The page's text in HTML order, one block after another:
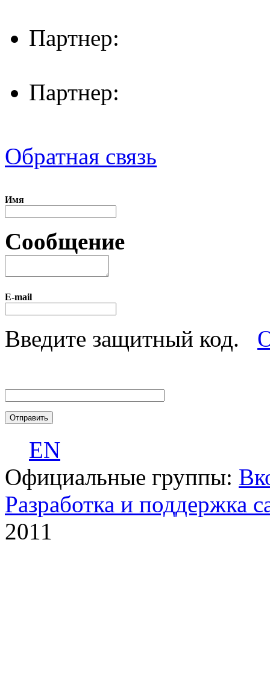
Партнер:
Партнер:
Обратная связь
Имя
Сообщение
E-mail
Введите защитный код.
EN
Официальные группы:
Разработка и поддержка
2011